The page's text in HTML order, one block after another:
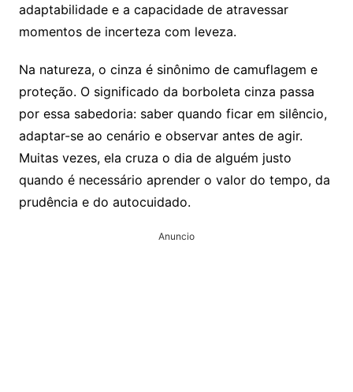
adaptabilidade e a capacidade de atravessar
momentos de incerteza com leveza.
Na natureza, o cinza é sinônimo de camuflagem e
proteção. O significado da borboleta cinza passa
por essa sabedoria: saber quando ficar em silêncio,
adaptar-se ao cenário e observar antes de agir.
Muitas vezes, ela cruza o dia de alguém justo
quando é necessário aprender o valor do tempo, da
prudência e do autocuidado.
Anuncio